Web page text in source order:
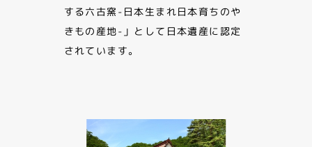
する六古窯-日本生まれ日本育ちのや
きもの産地-」として日本遺産に認定
されています。